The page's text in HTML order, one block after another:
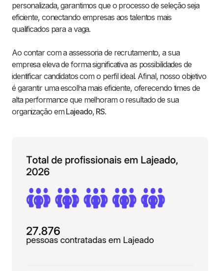
personalizada, garantimos que o processo de seleção seja
eficiente, conectando empresas aos talentos mais
qualificados para a vaga.
Ao contar com a assessoria de recrutamento, a sua
empresa eleva de forma significativa as possibilidades de
identificar candidatos com o perfil ideal. Afinal, nosso objetivo
é garantir uma escolha mais eficiente, oferecendo times de
alta performance que melhoram o resultado de sua
organização em Lajeado, RS.